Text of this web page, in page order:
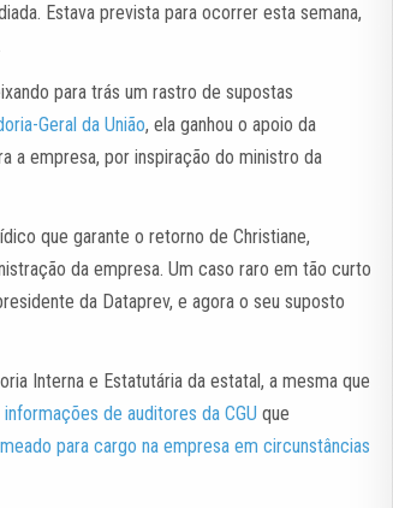
Estava prevista para ocorrer esta semana,
para trás um rastro de supostas
Geral da União, ela ganhou o apoio da
a empresa, por inspiração do ministro da
que garante o retorno de Christiane,
da empresa. Um caso raro em tão curto
da Dataprev, e agora o seu suposto
Interna e Estatutária da estatal, a mesma que
informações de auditores da CGU que
para cargo na empresa em circunstâncias